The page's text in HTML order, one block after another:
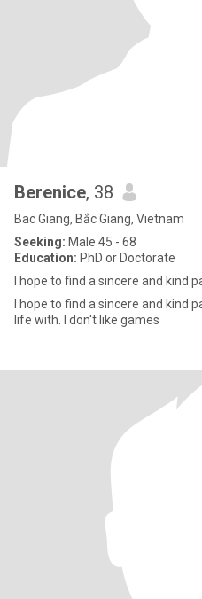
Berenice, 38
Bac Giang, Bắc Giang, Vietnam
Seeking: Male 45 - 68
Education: PhD or Doctorate
I hope to find a sincere and kind
I hope to find a sincere and kind
life with. I don't like games